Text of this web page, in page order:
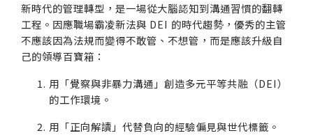
新時代的管理轉型，是一場從大腦認知到溝通習慣的翻轉
工程。因應職場霸凌新法與 DEI 的時代趨勢，優秀的主管
不應該因為法規而變得不敢管、不想管，而是應該升級自
己的領導百寶箱：
用「覺察與非暴力溝通」創造多元平等共融（DEI）
的工作環境。
用「正向解讀」代替負向的經驗偏見與世代標籤。